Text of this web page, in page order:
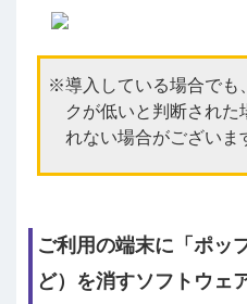
導入している場合でも
クが低いと判断された
れない場合がございま
ご利用の端末に「ポッ
ど）を消すソフトウェ